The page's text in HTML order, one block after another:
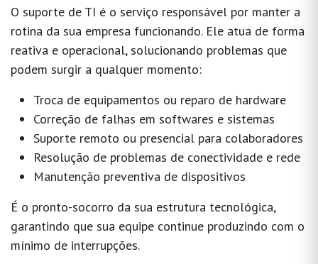
O suporte de TI é o serviço responsável por manter a
rotina da sua empresa funcionando. Ele atua de forma
reativa e operacional, solucionando problemas que
podem surgir a qualquer momento:
Troca de equipamentos ou reparo de hardware
Correção de falhas em softwares e sistemas
Suporte remoto ou presencial para colaboradores
Resolução de problemas de conectividade e rede
Manutenção preventiva de dispositivos
É o pronto-socorro da sua estrutura tecnológica,
garantindo que sua equipe continue produzindo com o
mínimo de interrupções.